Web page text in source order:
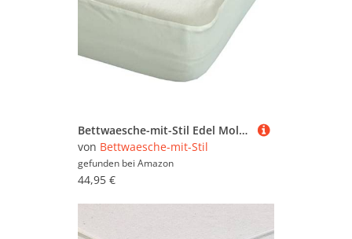
Bettwaesche-mit-Stil Edel Molton Matratzenschoner/Spannbettlaken Natur 140x200cm Höhe bis 25cm
von Bettwaesche-mit-Stil
gefunden bei Amazon
44,95 €